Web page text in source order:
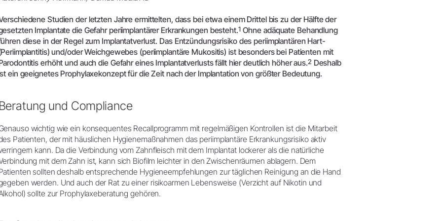
Systemübersicht
W&H AIMS
Dentallabor
Laborgeräte
Mobiliar
Zubehör
Systemübersicht
Shop
Entsorgungsrichtlinien
Studien der letzten Jahre ermittelten, dass bei etwa einem Drittel bis zu der Hälfte der
Implantate die Gefahr periimplantärer Erkrankungen besteht.1Ohne adäquate Behandlung
diese in der Regel zum Implantatverlust. Das Entzündungsrisiko des periimplantären Hart-
und/oder Weichgewebes (periimplantäre Mukositis) ist besonders bei Patienten mit
erhöht und auch die Gefahr eines Implantatverlusts fällt hier deutlich höher aus.2Deshalb
ein geeignetes Prophylaxekonzept für die Zeit nach der Implantation von größter Bedeutung.
Beratung und Compliance
wichtig wie ein konsequentes Recallprogramm mit regelmäßigen Kontrollen ist die Mitarbeit
Patienten, der mit häuslichen Hygienemaßnahmen das periimplantäre Erkrankungsrisiko aktiv
kann. Da die Verbindung vom Zahnfleisch mit dem Implantat lockerer als die natürliche
mit dem Zahn ist, kann sich Biofilm leichter in den Zwischenräumen ablagern. Dem
sollten deshalb entsprechende Hygieneempfehlungen zur täglichen Reinigung an die Hand
werden. Und auch der Rat zu einer risikoarmen Lebensweise (Verzicht auf Nikotin und
sollte zur Prophylaxeberatung gehören.